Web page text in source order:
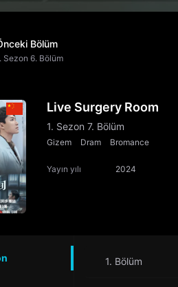
Bölüm
Sezon 6. Bölüm
Live Surgery Room
1. Sezon 7. Bölüm
Gizem Dram Bromance
Yayın yılı 2024
1. Bölüm